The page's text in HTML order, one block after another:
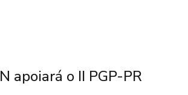
apoiará o II PGP-PR